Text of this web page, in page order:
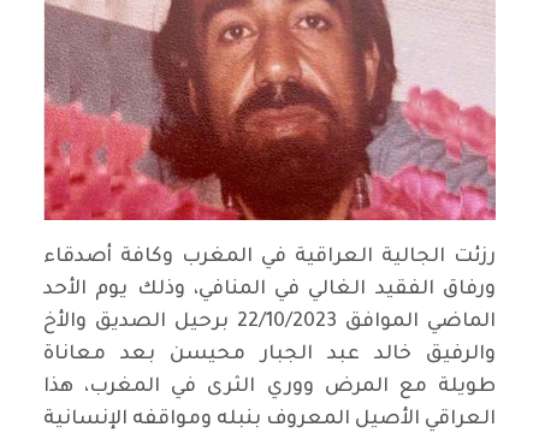
رزئت الجالية العراقية في المغرب وكافة أصدقاء
ورفاق الفقيد الغالي في المنافي، وذلك يوم الأحد
الماضي الموافق 22/10/2023 برحيل الصديق والأخ
والرفيق خالد عبد الجبار محيسن بعد معاناة
طويلة مع المرض ووري الثرى في المغرب، هذا
العراقي الأصيل المعروف بنبله ومواقفه الإنسانية